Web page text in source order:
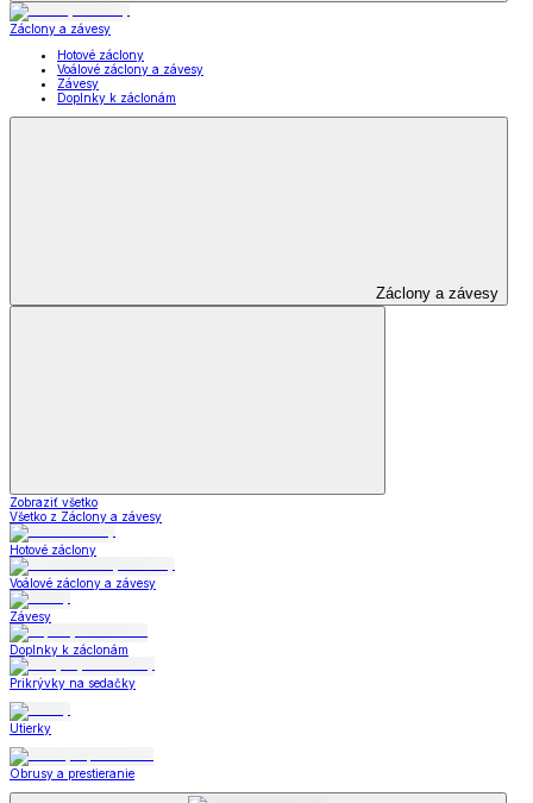
Záclony a závesy
Hotové záclony
Voálové záclony a závesy
Závesy
Doplnky k záclonám
Záclony a závesy
Zobraziť všetko
Všetko z Záclony a závesy
Hotové záclony
Voálové záclony a závesy
Závesy
Doplnky k záclonám
Prikrývky na sedačky
Utierky
Obrusy a prestieranie